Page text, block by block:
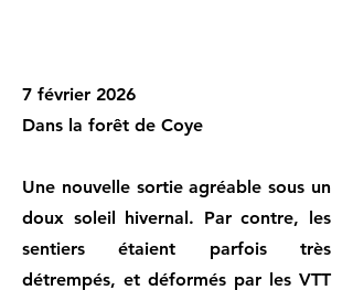
7 février 2026
Dans la forêt de Coye
Une nouvelle sortie agréable sous un
doux soleil hivernal. Par contre, les
sentiers étaient parfois très
détrempés, et déformés par les VTT